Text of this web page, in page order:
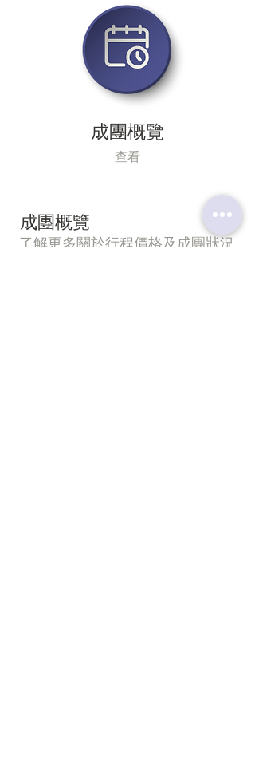
成團概覽
查看
成團概覽
了解更多關於行程價格及成團狀況